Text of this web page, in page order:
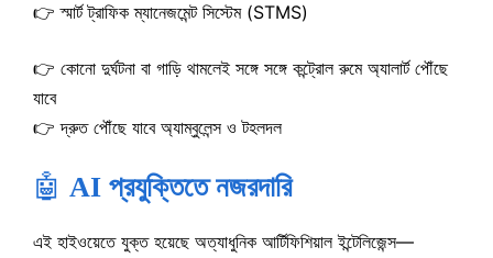
👉 স্মার্ট ট্রাফিক ম্যানেজমেন্ট সিস্টেম (STMS)
👉 কোনো দুর্ঘটনা বা গাড়ি থামলেই সঙ্গে সঙ্গে কন্ট্রোল রুমে অ্যালার্ট পৌঁছে
যাবে
👉 দ্রুত পৌঁছে যাবে অ্যাম্বুলেন্স ও টহলদল
🤖 AI প্রযুক্তিতে নজরদারি
এই হাইওয়েতে যুক্ত হয়েছে অত্যাধুনিক আর্টিফিশিয়াল ইন্টেলিজেন্স—